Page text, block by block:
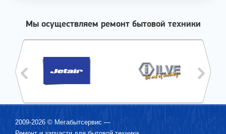
Мы осуществляем ремонт бытовой техники
2009-2026 © Мегабытсервис —